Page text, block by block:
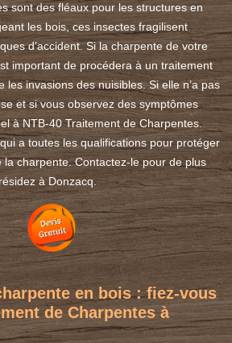
sont des fléaux pour les structures en
les bois, ces insectes fragilisent
d’accident. Si la charpente de votre
important de procédera à un traitement
les invasions des nuisibles. Si elle n’a pas
et si vous observez des symptômes
à NTB-40 Traitement de Charpentes.
a toutes les qualifications pour protéger
la charpente. Contactez-le pour de plus
à Donzacq.
en bois : fiez-vous
de Charpentes à